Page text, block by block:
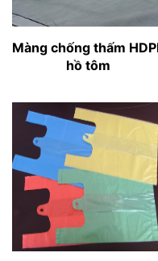
Màng chống thấm
hồ tôm